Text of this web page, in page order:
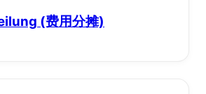
(费用分摊)